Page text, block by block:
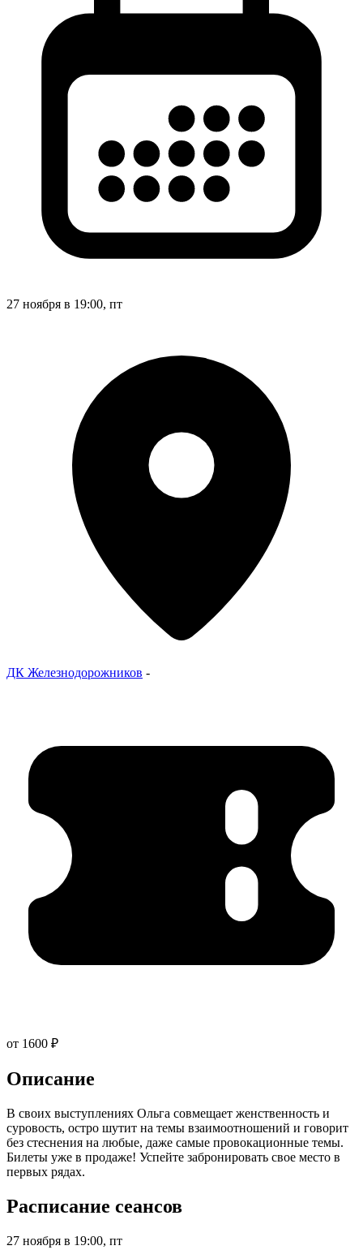
27 ноября в 19:00, пт
ДК Железнодорожников -
от 1600 ₽
Описание
В своих выступлениях Ольга совмещает женственность и
суровость, остро шутит на темы взаимоотношений и говорит
без стеснения на любые, даже самые провокационные темы.
Билеты уже в продаже! Успейте забронировать свое место в
первых рядах.
Расписание сеансов
27 ноября в 19:00, пт